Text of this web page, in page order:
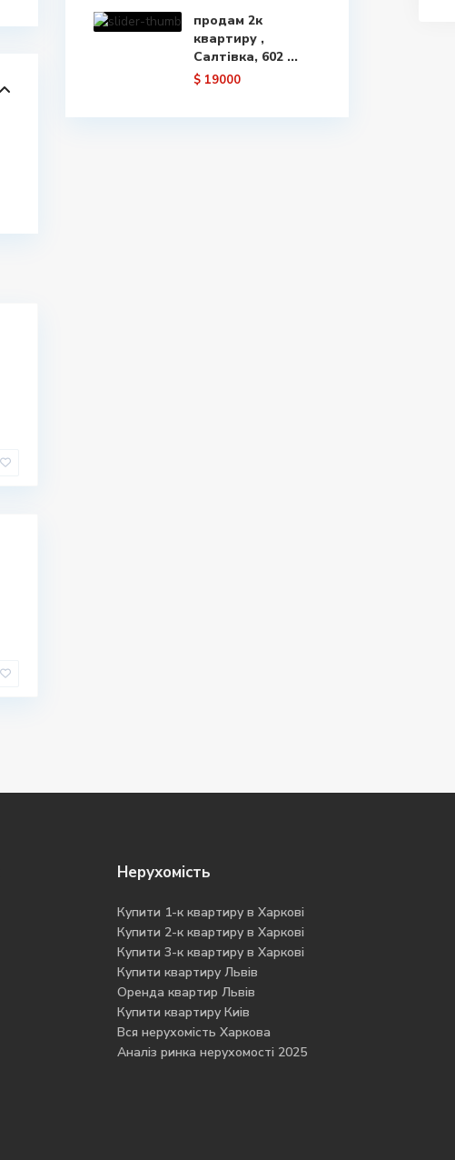
продам 2к
квартиру ,
Салтівка, 602 ...
$ 19000
Нерухомість
Купити 1-к квартиру в Харкові
Купити 2-к квартиру в Харкові
Купити 3-к квартиру в Харкові
Купити квартиру Львів
Оренда квартир Львів
Купити квартиру Киів
Вся нерухомість Харкова
Аналіз ринка нерухомості 2025